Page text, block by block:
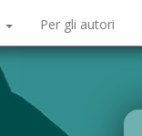
Per gli autori